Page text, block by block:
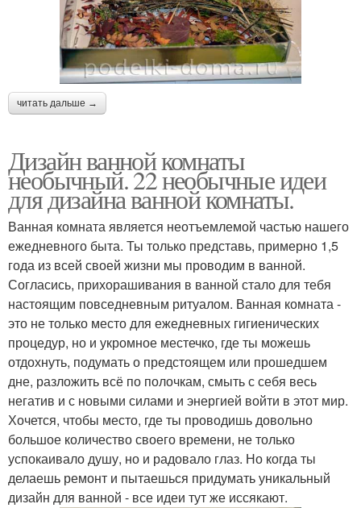
читать дальше →
Дизайн ванной комнаты
необычный. 22 необычные идеи
для дизайна ванной комнаты.
Ванная комната является неотъемлемой частью нашего
ежедневного быта. Ты только представь, примерно 1,5
года из всей своей жизни мы проводим в ванной.
Согласись, прихорашивания в ванной стало для тебя
настоящим повседневным ритуалом. Ванная комната -
это не только место для ежедневных гигиенических
процедур, но и укромное местечко, где ты можешь
отдохнуть, подумать о предстоящем или прошедшем
дне, разложить всё по полочкам, смыть с себя весь
негатив и с новыми силами и энергией войти в этот мир.
Хочется, чтобы место, где ты проводишь довольно
большое количество своего времени, не только
успокаивало душу, но и радовало глаз. Но когда ты
делаешь ремонт и пытаешься придумать уникальный
дизайн для ванной - все идеи тут же иссякают.